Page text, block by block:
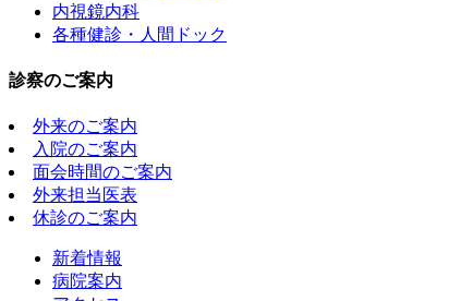
内視鏡内科
各種健診・人間ドック
診察のご案内
外来のご案内
入院のご案内
面会時間のご案内
外来担当医表
休診のご案内
新着情報
病院案内